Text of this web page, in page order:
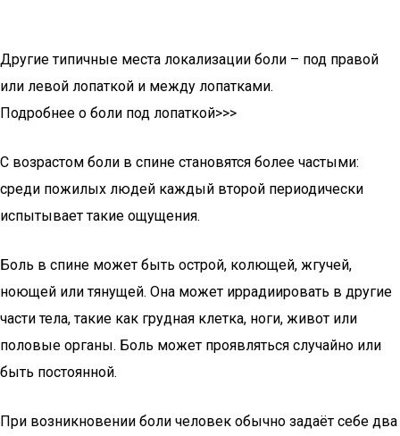
Другие типичные места локализации боли – под правой
или левой лопаткой и между лопатками.
Подробнее о боли под лопаткой>>>
С возрастом боли в спине становятся более частыми:
среди пожилых людей каждый второй периодически
испытывает такие ощущения.
Боль в спине может быть острой, колющей, жгучей,
ноющей или тянущей. Она может иррадиировать в другие
части тела, такие как грудная клетка, ноги, живот или
половые органы. Боль может проявляться случайно или
быть постоянной.
При возникновении боли человек обычно задаёт себе два